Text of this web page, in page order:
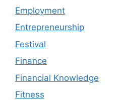
Employment
Entrepreneurship
Festival
Finance
Financial Knowledge
Fitness